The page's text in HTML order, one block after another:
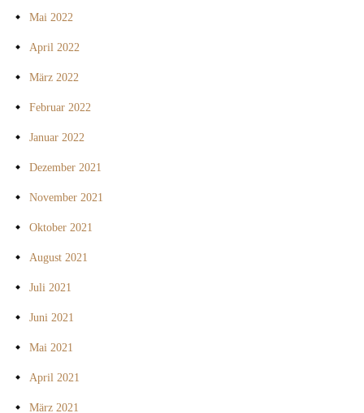
Mai 2022
April 2022
März 2022
Februar 2022
Januar 2022
Dezember 2021
November 2021
Oktober 2021
August 2021
Juli 2021
Juni 2021
Mai 2021
April 2021
März 2021